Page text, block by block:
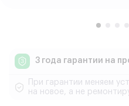
3 года гарантии на
При гарантии меняем
на новое, а не